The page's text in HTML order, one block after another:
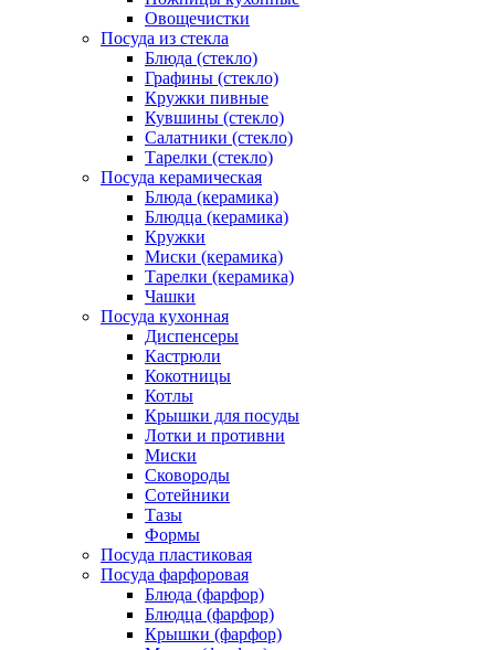
Овощечистки
Посуда из стекла
Блюда (стекло)
Графины (стекло)
Кружки пивные
Кувшины (стекло)
Салатники (стекло)
Тарелки (стекло)
Посуда керамическая
Блюда (керамика)
Блюдца (керамика)
Кружки
Миски (керамика)
Тарелки (керамика)
Чашки
Посуда кухонная
Диспенсеры
Кастрюли
Кокотницы
Котлы
Крышки для посуды
Лотки и противни
Миски
Сковороды
Сотейники
Тазы
Формы
Посуда пластиковая
Посуда фарфоровая
Блюда (фарфор)
Блюдца (фарфор)
Крышки (фарфор)